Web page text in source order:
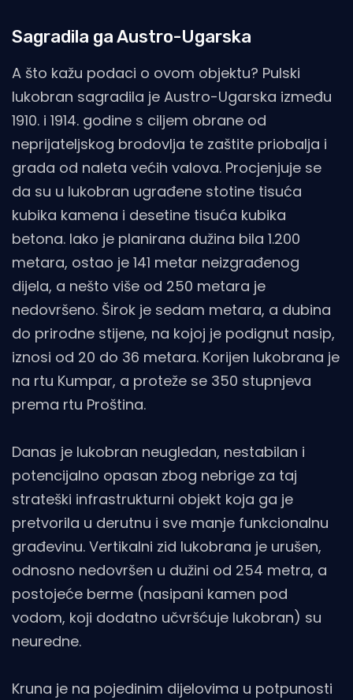
Sagradila ga Austro-Ugarska
A što kažu podaci o ovom objektu? Pulski
lukobran sagradila je Austro-Ugarska između
1910. i 1914. godine s ciljem obrane od
neprijateljskog brodovlja te zaštite priobalja i
grada od naleta većih valova. Procjenjuje se
da su u lukobran ugrađene stotine tisuća
kubika kamena i desetine tisuća kubika
betona. Iako je planirana dužina bila 1.200
metara, ostao je 141 metar neizgrađenog
dijela, a nešto više od 250 metara je
nedovršeno. Širok je sedam metara, a dubina
do prirodne stijene, na kojoj je podignut nasip,
iznosi od 20 do 36 metara. Korijen lukobrana je
na rtu Kumpar, a proteže se 350 stupnjeva
prema rtu Proština.
Danas je lukobran neugledan, nestabilan i
potencijalno opasan zbog nebrige za taj
strateški infrastrukturni objekt koja ga je
pretvorila u derutnu i sve manje funkcionalnu
građevinu. Vertikalni zid lukobrana je urušen,
odnosno nedovršen u dužini od 254 metra, a
postojeće berme (nasipani kamen pod
vodom, koji dodatno učvršćuje lukobran) su
neuredne.
Kruna je na pojedinim dijelovima u potpunosti